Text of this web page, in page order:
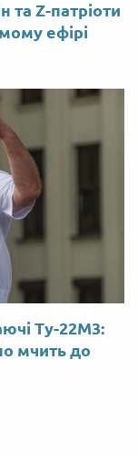
та Z-патріоти
ефірі
Ту-22М3:
мчить до